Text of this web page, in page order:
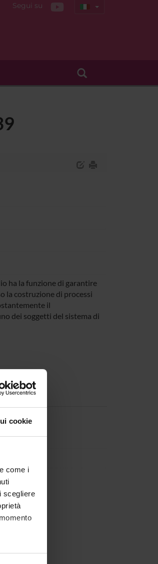
cookie
come i
scegliere
Segui su
ha la funzione di garantire
la costruzione di processi
il
dei soggetti del sistema di
Componente